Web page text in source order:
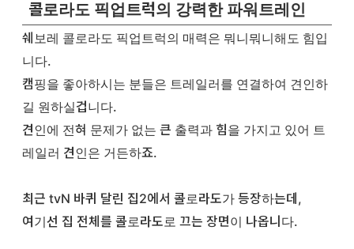
콜로라도 픽업트럭의 강력한 파워트레인
쉐보레 콜로라도 픽업트럭의 매력은 뭐니뭐니해도 힘입
니다.
캠핑을 좋아하시는 분들은 트레일러를 연결하여 견인하
길 원하실겁니다.
견인에 전혀 문제가 없는 큰 출력과 힘을 가지고 있어 트
레일러 견인은 거든하죠.
최근 tvN 바퀴 달린 집2에서 콜로라도가 등장하는데,
여기선 집 전체를 콜로라도로 끄는 장면이 나옵니다.